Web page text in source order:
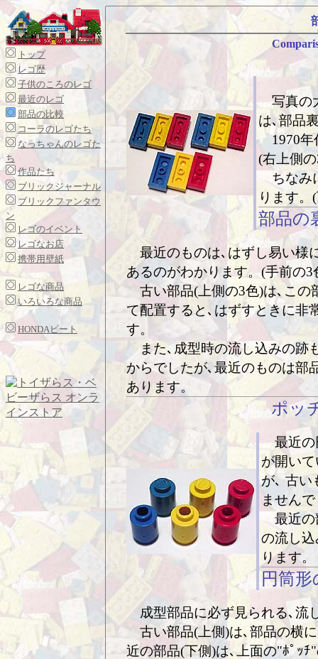
トップ
レゴ歴
子供のころのレゴ
最近のレゴ
部品の比較
コーラのレゴたち
なっちゃんのレゴた
ち
作品たち
ブリックジャーナル
ブリックファンタウ
ン
レゴのイベント
レゴなお店
携帯用壁紙
レゴな商品
いろいろな商品
HONDAビート
写真の
は､部品
1970年
(右上側
ちなみ
ります。
部品の
最近のものは､はずし易い様
あるのがわかります。(手前の3
古い部品(上側の3色)は､この
て配置すると､はずすときに非
す。
また､成型時の流し込みの跡
からでしたが､最近のものは部
あります。
ポッ
最近の
が開い
が､ 古い
ません
最近の
の流し
ります。
円筒形
成型部品に必ず見られる､流
古い部品(上側)は､部品の横
近の部品(下側)は､上面の"ﾎﾟｯﾁ